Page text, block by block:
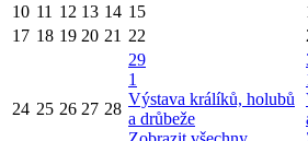
10 11 12 13 14 15
17 18 19 20 21 22
24 25 26 27 28
29
1
Výstava králíků, holubů
a drůbeže